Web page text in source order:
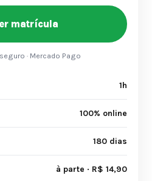
matrícula
· Mercado Pago
1h
100% online
180 dias
à parte · R$ 14,90